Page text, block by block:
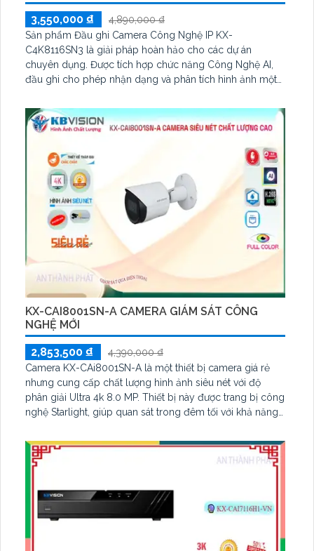
3,550,000 ₫
4,890,000 ₫
Sản phẩm Đầu ghi Camera Công Nghệ IP KX-
C4K8116SN3 là giải pháp hoàn hảo cho các dự án
chuyên dụng. Được tích hợp chức năng Công Nghệ AI,
đầu ghi cho phép nhận dạng và phân tích hình ảnh một
trợ eSATA, giúp tăng cường khả năng lưu trữ dữ liệu. Đặc
biệt, với công nghệ SMD Plus, sản phẩm có khả năng
KX-CAI8001SN-A CAMERA GIÁM SÁT CÔNG
NGHỆ MỚI
2,853,500 ₫
4,390,000 ₫
Camera KX-CAi8001SN-A là một thiết bị camera giá rẻ
nhưng cung cấp chất lượng hình ảnh siêu nét với độ
phân giải Ultra 4k 8.0 MP. Thiết bị này được trang bị công
nghệ Starlight, giúp quan sát trong đêm tối với khả năng
trong sáng, sắc nét, thân kim loại IP POE chống bụi, phù
hợp cho việc giám sát cảnh quan trong nhà và ngoài trời